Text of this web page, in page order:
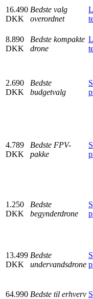
16.490
DKK
Bedste valg
overordnet
8.890
DKK
Bedste kompakte
drone
2.690
DKK
Bedste
budgetvalg
4.789
DKK
Bedste FPV-
pakke
1.250
DKK
Bedste
begynderdrone
13.499
DKK
Bedste
undervandsdrone
64.990 Bedste til erhverv